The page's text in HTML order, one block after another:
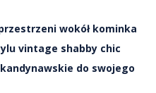
wokół kominka
vintage shabby chic
do swojego